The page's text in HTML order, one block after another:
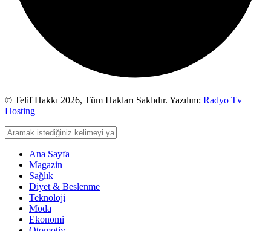
© Telif Hakkı 2026, Tüm Hakları Saklıdır. Yazılım: Radyo Tv
Hosting
Ana Sayfa
Magazin
Sağlık
Diyet & Beslenme
Teknoloji
Moda
Ekonomi